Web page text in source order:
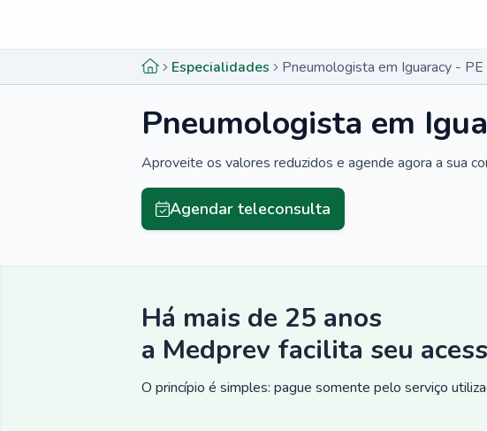
Especialidades Pneumologista em Iguaracy - PE
Pneumologista em
Aproveite os valores reduzidos e agende agora a sua
Agendar teleconsulta
Há mais de 25 anos
a Medprev facilita seu
O princípio é simples: pague somente pelo serviço